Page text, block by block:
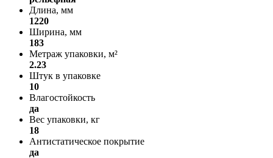
Длина, мм
1220
Ширина, мм
183
Метраж упаковки, м²
2.23
Штук в упаковке
10
Влагостойкость
да
Вес упаковки, кг
18
Антистатическое покрытие
да